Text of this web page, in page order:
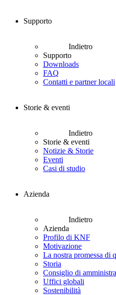
Supporto
Indietro
Supporto
Downloads
FAQ
Contatti e partner locali
Storie & eventi
Indietro
Storie & eventi
Notizie & Storie
Eventi
Casi di studio
Azienda
Indietro
Azienda
Profilo di KNF
Motivazione
La nostra promessa di
Storia
Consiglio di
Uffici globali
Sostenibilità